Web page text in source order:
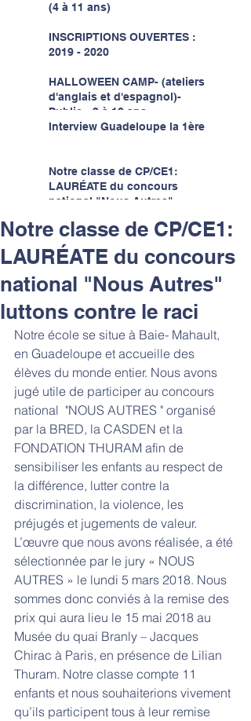
(4 à 11 ans)
INSCRIPTIONS OUVERTES :
2019 - 2020
HALLOWEEN CAMP- (ateliers
d'anglais et d'espagnol)-
Public : 3 à 10 ans
Interview Guadeloupe la 1ère
Notre classe de CP/CE1:
LAURÉATE du concours
national "Nous Autres"
Notre classe de CP/CE1:
LAURÉATE du concours
national "Nous Autres"
luttons contre le raci
Notre école se situe à Baie- Mahault,
en Guadeloupe et accueille des
élèves du monde entier. Nous avons
jugé utile de participer au concours
national  "NOUS AUTRES " organisé
par la BRED, la CASDEN et la
FONDATION THURAM afin de
sensibiliser les enfants au respect de
la différence, lutter contre la
discrimination, la violence, les
préjugés et jugements de valeur.
L’œuvre que nous avons réalisée, a été
sélectionnée par le jury « NOUS
AUTRES » le lundi 5 mars 2018. Nous
sommes donc conviés à la remise des
prix qui aura lieu le 15 mai 2018 au
Musée du quai Branly – Jacques
Chirac à Paris, en présence de Lilian
Thuram. Notre classe compte 11
enfants et nous souhaiterions vivement
qu’ils participent tous à leur remise